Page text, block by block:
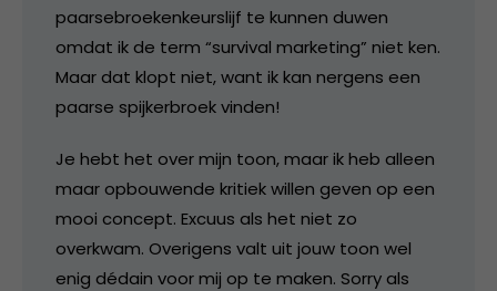
paarsebroekenkeurslijf te kunnen duwen
omdat ik de term “survival marketing” niet ken.
Maar dat klopt niet, want ik kan nergens een
paarse spijkerbroek vinden!
Je hebt het over mijn toon, maar ik heb alleen
maar opbouwende kritiek willen geven op een
mooi concept. Excuus als het niet zo
overkwam. Overigens valt uit jouw toon wel
enig dédain voor mij op te maken. Sorry als